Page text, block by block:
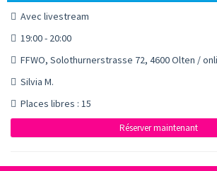
Avec livestream
19:00 - 20:00
FFWO, Solothurnerstrasse 72, 4600 Olten /
Silvia M.
Places libres : 15
Réserver maintenant